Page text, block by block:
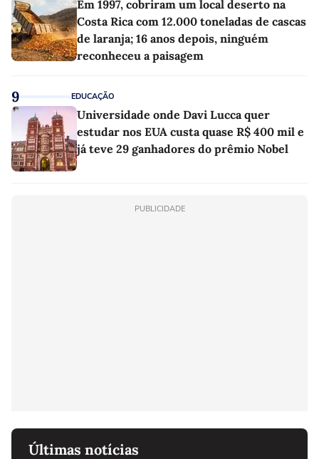
Em 1997, cobriram um local deserto na
Costa Rica com 12.000 toneladas de cascas
de laranja; 16 anos depois, ninguém
reconheceu a paisagem
9 EDUCAÇÃO
Universidade onde Davi Lucca quer
estudar nos EUA custa quase R$ 400 mil e
já teve 29 ganhadores do prêmio Nobel
PUBLICIDADE
Últimas notícias